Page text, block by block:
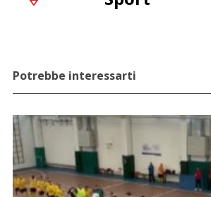
Potrebbe interessarti